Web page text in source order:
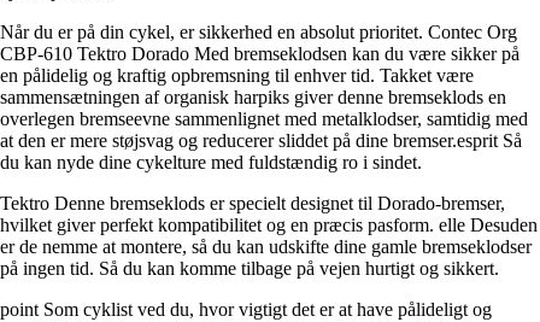
Når du er på din cykel, er sikkerhed en absolut prioritet. Contec Org
CBP-610 Tektro Dorado Med bremseklodsen kan du være sikker på
en pålidelig og kraftig opbremsning til enhver tid. Takket være
sammensætningen af organisk harpiks giver denne bremseklods en
overlegen bremseevne sammenlignet med metalklodser, samtidig med
at den er mere støjsvag og reducerer sliddet på dine bremser.esprit Så
du kan nyde dine cykelture med fuldstændig ro i sindet.
Tektro Denne bremseklods er specielt designet til Dorado-bremser,
hvilket giver perfekt kompatibilitet og en præcis pasform. elle Desuden
er de nemme at montere, så du kan udskifte dine gamle bremseklodser
på ingen tid. Så du kan komme tilbage på vejen hurtigt og sikkert.
point Som cyklist ved du, hvor vigtigt det er at have pålideligt og